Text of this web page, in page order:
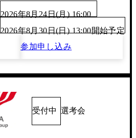
2026年8月24日(月) 16:00
2026年8月30日(日) 13:00開始予定
参加申し込み
受付中 選考会